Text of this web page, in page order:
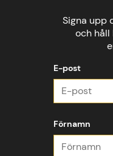
Signa upp
och håll
E-post
Förnamn